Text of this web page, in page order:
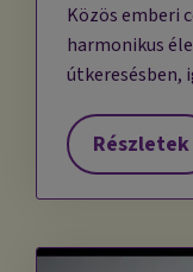
Közös emberi
harmonikus
útkeresésben,
Részletek